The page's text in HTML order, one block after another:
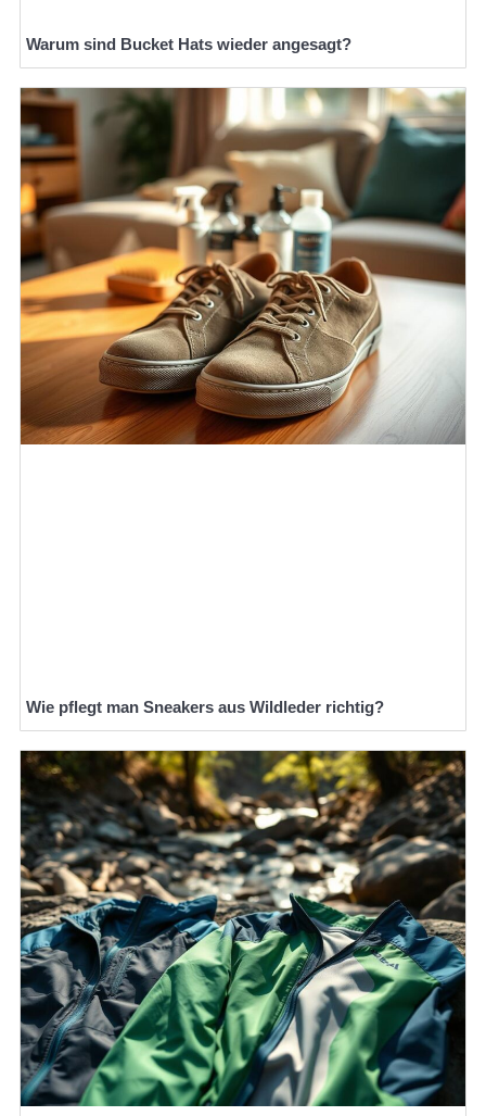
Warum sind Bucket Hats wieder angesagt?
Wie pflegt man Sneakers aus Wildleder richtig?